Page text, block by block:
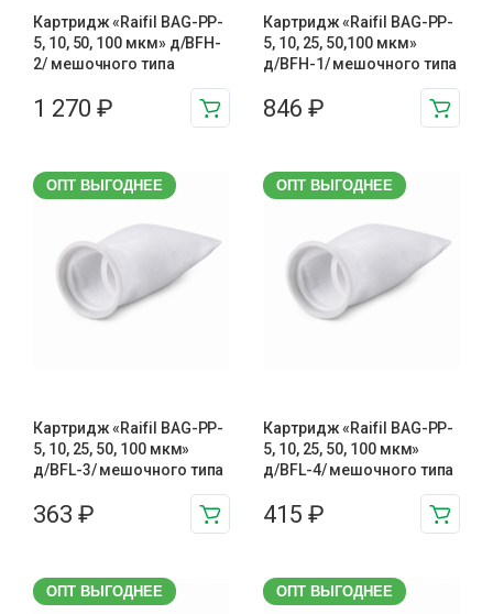
Картридж «Raifil BAG-PP-
5, 10, 50, 100 мкм» д/BFH-
2/ мешочного типа
1 270 ₽
Картридж «Raifil BAG-PP-
5, 10, 25, 50,100 мкм»
д/BFH-1/ мешочного типа
846 ₽
ОПТ ВЫГОДНЕЕ
Картридж «Raifil BAG-PP-
5, 10, 25, 50, 100 мкм»
д/BFL-3/ мешочного типа
363 ₽
ОПТ ВЫГОДНЕЕ
Картридж «Raifil BAG-PP-
5, 10, 25, 50, 100 мкм»
д/BFL-4/ мешочного типа
415 ₽
ОПТ ВЫГОДНЕЕ ОПТ ВЫГОДНЕЕ